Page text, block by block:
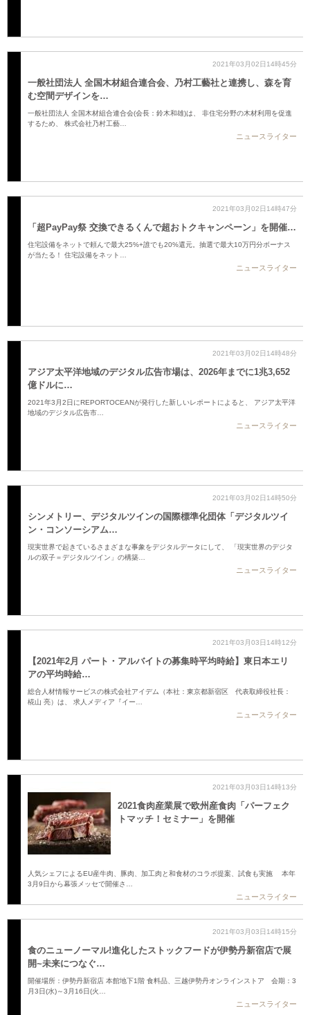
2021年03月02日14時45分
一般社団法人 全国木材組合連合会、乃村工藝社と連携し、森を育
む空間デザインを…
一般社団法人 全国木材組合連合会(会長：鈴木和雄)は、 非住宅分野の木材利用を促進
するため、 株式会社乃村工藝…
ニュースライター
2021年03月02日14時47分
「超PayPay祭 交換できるくんで超おトクキャンペーン」を開催…
住宅設備をネットで頼んで最大25%+誰でも20%還元。抽選で最大10万円分ボーナス
が当たる！ 住宅設備をネット…
ニュースライター
2021年03月02日14時48分
アジア太平洋地域のデジタル広告市場は、2026年までに1兆3,652
億ドルに…
2021年3月2日にREPORTOCEANが発行した新しいレポートによると、 アジア太平洋
地域のデジタル広告市…
ニュースライター
2021年03月02日14時50分
シンメトリー、デジタルツインの国際標準化団体「デジタルツイ
ン・コンソーシアム…
現実世界で起きているさまざまな事象をデジタルデータにして、 「現実世界のデジタ
ルの双子＝デジタルツイン」の構築…
ニュースライター
2021年03月03日14時12分
【2021年2月 パート・アルバイトの募集時平均時給】東日本エリ
アの平均時給…
総合人材情報サービスの株式会社アイデム（本社：東京都新宿区 代表取締役社長：
椛山 亮）は、 求人メディア『イー…
ニュースライター
2021年03月03日14時13分
2021食肉産業展で欧州産食肉「パーフェク
トマッチ！セミナー」を開催
人気シェフによるEU産牛肉、豚肉、加工肉と和食材のコラボ提案、試食も実施 本年
3月9日から幕張メッセで開催さ…
ニュースライター
2021年03月03日14時15分
食のニューノーマル!進化したストックフードが伊勢丹新宿店で展
開~未来につなぐ…
開催場所：伊勢丹新宿店 本館地下1階 食料品、三越伊勢丹オンラインストア 会期：3
月3日(水)～3月16日(火…
ニュースライター